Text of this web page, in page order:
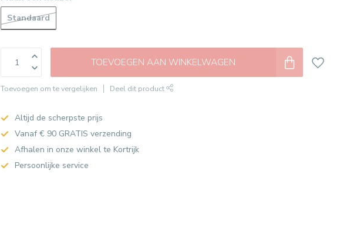
Standaard
TOEVOEGEN AAN WINKELWAGEN
Toevoegen om te vergelijken Deel dit product
Altijd de scherpste prijs
Vanaf € 90 GRATIS verzending
Afhalen in onze winkel te Kortrijk
Persoonlijke service